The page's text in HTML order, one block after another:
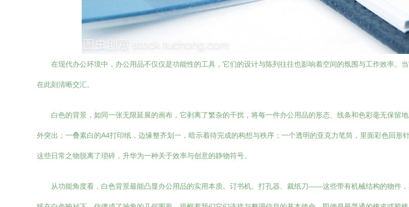
在现代办公环境中，办公用品不仅仅是功能性的工具，它们的设计与陈列往往也影响着空间的氛围与工作效率
在此刻清晰交汇。
白色的背景，如同一张无限延展的画布，它剥离了繁杂的干扰，将每一件办公用品的形态、线条和色彩毫无保留
外突出；一叠素白的A4打印纸，边缘整齐划一，暗示着待完成的构想与秩序；一个透明的亚克力笔筒，里面彩色回
这些日常之物脱离了琐碎，升华为一种关于效率与创意的静物符号。
从功能角度看，白色背景最能凸显办公用品的实用本质。订书机、打孔器、裁纸刀——这些带有机械结构的物件